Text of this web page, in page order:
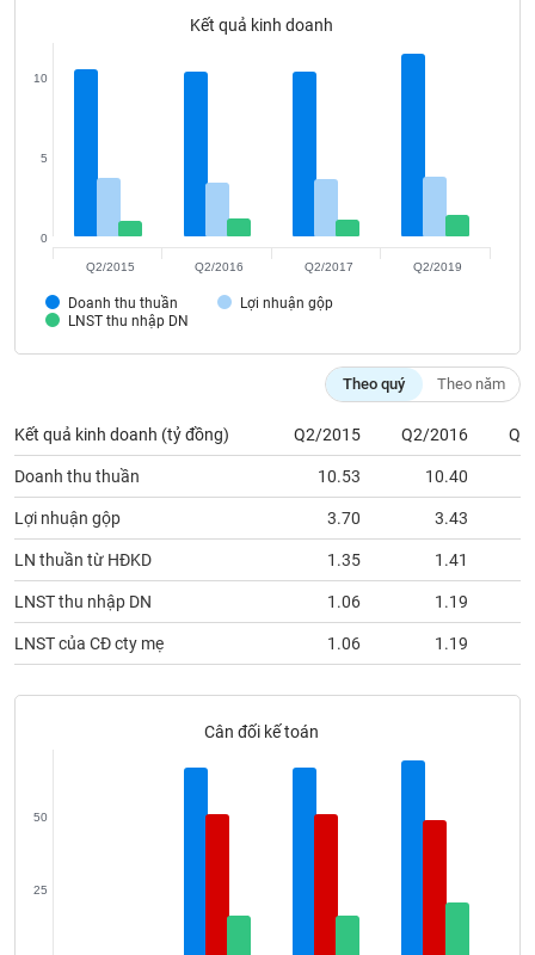
Kết quả kinh doanh
Doanh thu thuần
Lợi nhuận gộp
LNST thu nhập DN
0
5
10
Q2/2015 Q2/2016 Q2/2017 Q2/2019
Theo quý Theo năm
Kết quả kinh doanh (tỷ đồng) Q2/2015 Q2/2016
Doanh thu thuần 10.53 10.40
Lợi nhuận gộp 3.70 3.43
LN thuần từ HĐKD 1.35 1.41
LNST thu nhập DN 1.06 1.19
LNST của CĐ cty mẹ 1.06 1.19
Cân đối kế toán
25
50
DỊCH
TIỆN
ĐỘNG
SẢN
Mã
chứng
khoán
(-)
Tất cả Cổ phiếu Chỉ số Chứng chỉ quỹ Chứng
Lãnh
(-)